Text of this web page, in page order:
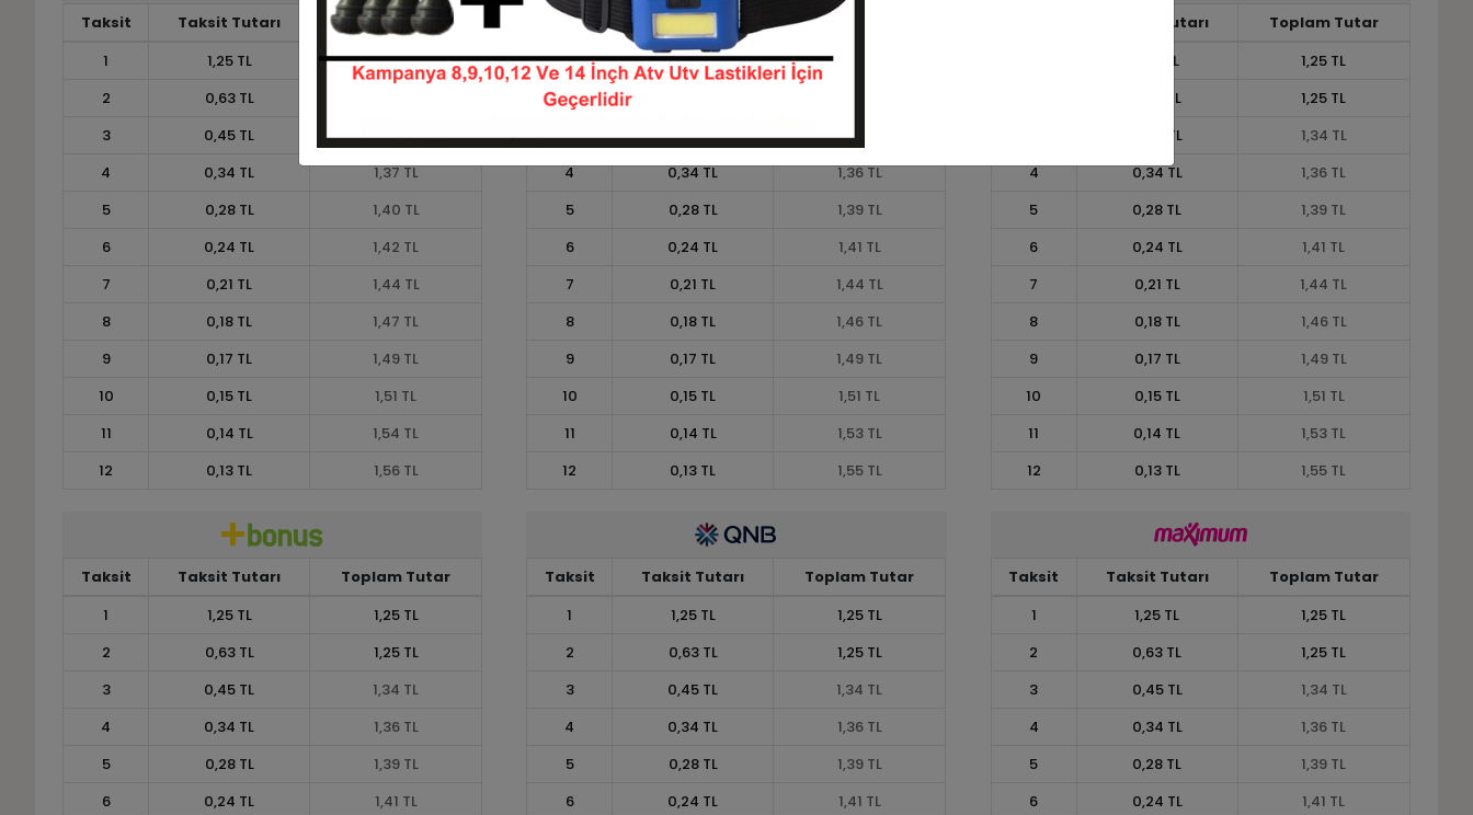
Taksit Taksit Tutarı
Toplam Tutar
1
1,25 TL
1,25 TL
2
0,63 TL
3
0,45 TL
1,35 TL
4
0,34 TL
1,37 TL
5
0,28 TL
1,40 TL
6
0,24 TL
1,42 TL
7
0,21 TL
1,44 TL
8
0,18 TL
1,47 TL
9
0,17 TL
1,49 TL
10
0,15 TL
1,51 TL
11
0,14 TL
1,54 TL
12
0,13 TL 1,56 TL
Taksit Taksit Tutarı
Toplam Tutar
1
1,25 TL
2
3
0,45 TL
1,34 TL
4
0,34 TL
1,36 TL
5
0,28 TL
1,39 TL
6
0,24 TL
1,41 TL
7
0,21 TL
1,44 TL
8
0,18 TL
1,46 TL
9
0,17 TL
1,49 TL
10
0,15 TL
1,51 TL
11
0,14 TL
1,53 TL
12
0,13 TL 1,55 TL
Taksit Tutarı
Toplam Tutar
1,25 TL
1,25 TL
0,63 TL
1,25 TL
0,45 TL
1,34 TL
4
0,34 TL
1,36 TL
5
0,28 TL
1,39 TL
6
0,24 TL
1,41 TL
7
0,21 TL
1,44 TL
8
0,18 TL
1,46 TL
9
0,17 TL
1,49 TL
10
0,15 TL
1,51 TL
11
0,14 TL
1,53 TL
12
0,13 TL 1,55 TL
Taksit Taksit Tutarı
Toplam Tutar
1
1,25 TL
1,25 TL
2
0,63 TL
1,25 TL
3
0,45 TL
1,34 TL
4
0,34 TL
1,36 TL
5
0,28 TL
1,39 TL
6
0,24 TL
1,41 TL
Taksit Taksit Tutarı
Toplam Tutar
1
1,25 TL
1,25 TL
2
0,63 TL
1,25 TL
3
0,45 TL
1,34 TL
4
0,34 TL
1,36 TL
5
0,28 TL
1,39 TL
6
0,24 TL
1,41 TL
Taksit Taksit Tutarı
Toplam Tutar
1
1,25 TL
1,25 TL
2
0,63 TL
1,25 TL
3
0,45 TL
1,34 TL
4
0,34 TL
1,36 TL
5
0,28 TL
1,39 TL
6
0,24 TL
1,41 TL